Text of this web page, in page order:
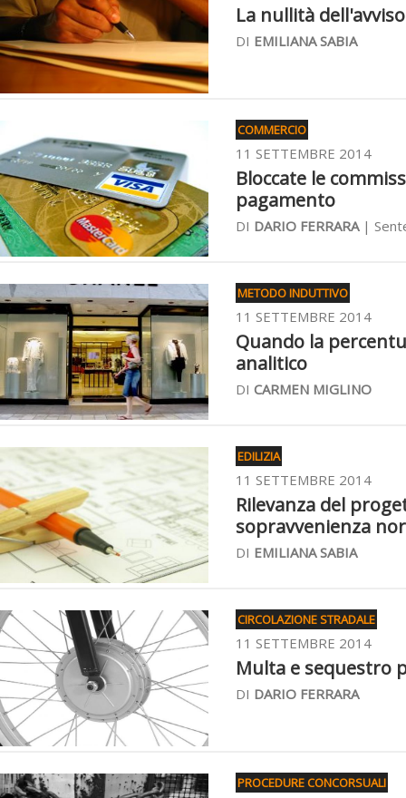
La nullità
DI EMILIANA SABIA
COMMERCIO
11 SETTEMBRE 2014
Bloccate le
pagamento
DI DARIO FERRARA|
METODO INDUTTIVO
11 SETTEMBRE 2014
Quando la
analitico
DI CARMEN MIGLINO
EDILIZIA
11 SETTEMBRE 2014
Rilevanza del
sopravvenienza
DI EMILIANA SABIA
CIRCOLAZIONE STRADALE
11 SETTEMBRE 2014
Multa e sequestro
DI DARIO FERRARA
PROCEDURE CONCORSUALI